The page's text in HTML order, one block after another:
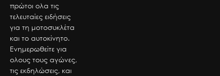
πρώτοι ολα τις
τελευταίες ειδήσεις
για τη μοτοσυκλέτα
και το αυτοκίνητο.
Ενημερωθείτε για
ολους τους αγώνες,
τις εκδηλώσεις, και